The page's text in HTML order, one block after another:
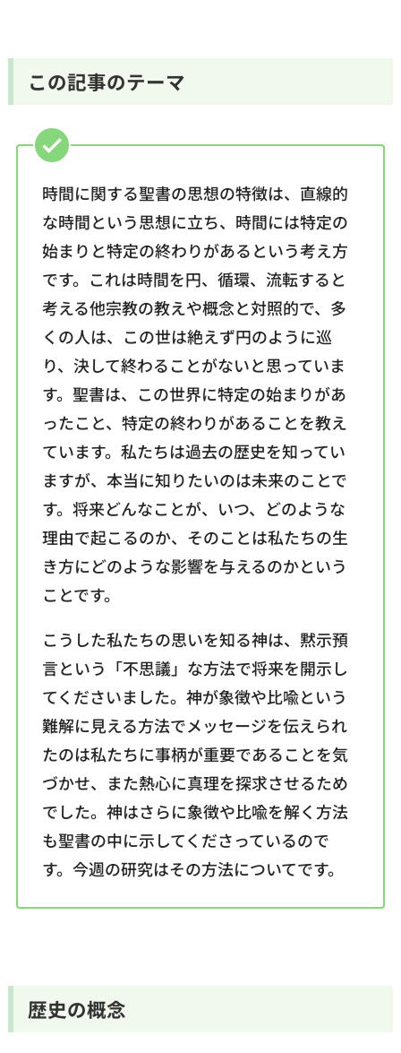
この記事のテーマ
時間に関する聖書の思想の特徴は、直線的
な時間という思想に立ち、時間には特定の
始まりと特定の終わりがあるという考え方
です。これは時間を円、循環、流転すると
考える他宗教の教えや概念と対照的で、多
くの人は、この世は絶えず円のように巡
り、決して終わることがないと思っていま
す。聖書は、この世界に特定の始まりがあ
ったこと、特定の終わりがあることを教え
ています。私たちは過去の歴史を知ってい
ますが、本当に知りたいのは未来のことで
す。将来どんなことが、いつ、どのような
理由で起こるのか、そのことは私たちの生
き方にどのような影響を与えるのかという
ことです。
こうした私たちの思いを知る神は、黙示預
言という「不思議」な方法で将来を開示し
てくださいました。神が象徴や比喩という
難解に見える方法でメッセージを伝えられ
たのは私たちに事柄が重要であることを気
づかせ、また熱心に真理を探求させるため
でした。神はさらに象徴や比喩を解く方法
も聖書の中に示してくださっているので
す。今週の研究はその方法についてです。
歴史の概念